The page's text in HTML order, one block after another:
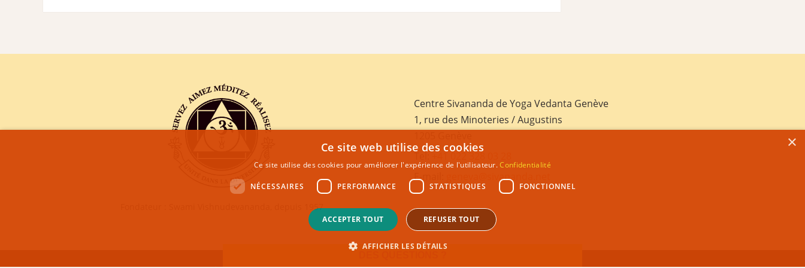
Fondateur : Swami Vishnudevananda, depuis 1957
Centre Sivananda de Yoga Vedanta Genève
1, rue des Minoteries / Augustins
E-mail:
geneva@sivananda.net
×
Ce site web utilise des cookies
Ce site utilise des cookies pour améliorer l'expérience de l'utilisateur.Confidentialité
NÉCESSAIRES PERFORMANCE STATISTIQUES FONCTIONNEL
ACCEPTER TOUT REFUSER TOUT
AFFICHER LES DÉTAILS